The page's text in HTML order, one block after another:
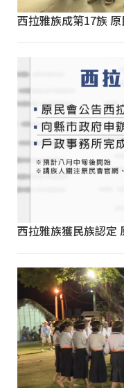
西拉雅族成第17族
西拉雅族獲民族認定